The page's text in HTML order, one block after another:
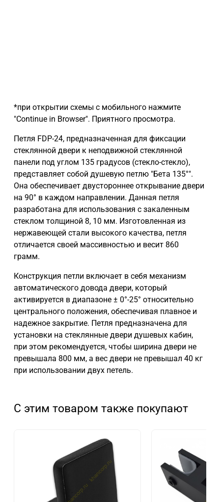
*при открытии схемы с мобильного нажмите
"Continue in Browser". Приятного просмотра.
Петля FDP-24, предназначенная для фиксации
стеклянной двери к неподвижной стеклянной
панели под углом 135 градусов (стекло-стекло),
представляет собой душевую петлю "Бета 135°".
Она обеспечивает двустороннее открывание двери
на 90° в каждом направлении. Данная петля
разработана для использования с закаленным
стеклом толщиной 8, 10 мм. Изготовленная из
нержавеющей стали высокого качества, петля
отличается своей массивностью и весит 860
грамм.
Конструкция петли включает в себя механизм
автоматического довода двери, который
активируется в диапазоне ± 0°-25° относительно
центрального положения, обеспечивая плавное и
надежное закрытие. Петля предназначена для
установки на стеклянные двери душевых кабин,
при этом рекомендуется, чтобы ширина двери не
превышала 800 мм, а вес двери не превышал 40 кг
при использовании двух петель.
С этим товаром также покупают